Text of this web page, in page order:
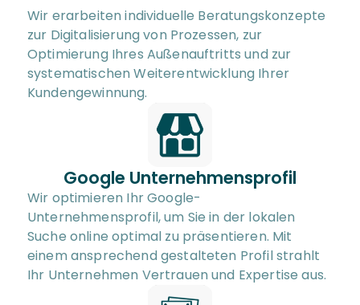
Wir erarbeiten individuelle Beratungskonzepte
zur Digitalisierung von Prozessen, zur
Optimierung Ihres Außenauftritts und zur
systematischen Weiterentwicklung Ihrer
Kundengewinnung.
Google Unternehmensprofil
Wir optimieren Ihr Google-
Unternehmensprofil, um Sie in der lokalen
Suche online optimal zu präsentieren. Mit
einem ansprechend gestalteten Profil strahlt
Ihr Unternehmen Vertrauen und Expertise aus.